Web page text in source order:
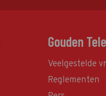
Gouden
Veelgestelde
Reglementen